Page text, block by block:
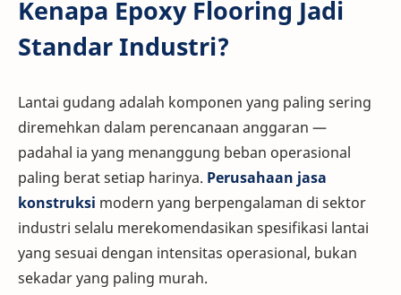
Kenapa Epoxy Flooring Jadi
Standar Industri?
Lantai gudang adalah komponen yang paling sering
diremehkan dalam perencanaan anggaran —
padahal ia yang menanggung beban operasional
paling berat setiap harinya. Perusahaan jasa
konstruksi modern yang berpengalaman di sektor
industri selalu merekomendasikan spesifikasi lantai
yang sesuai dengan intensitas operasional, bukan
sekadar yang paling murah.